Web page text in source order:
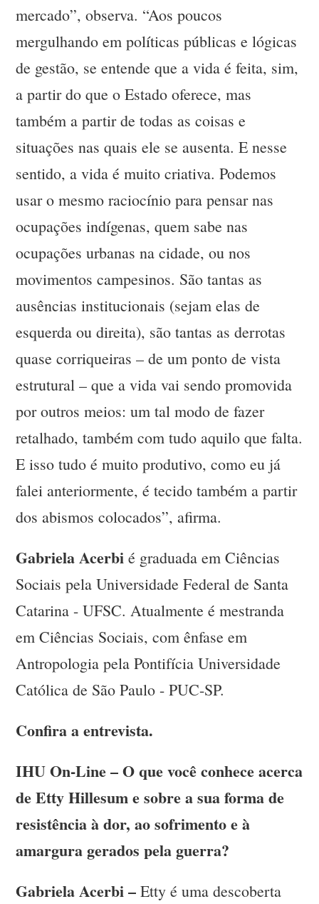
mercado”, observa. “Aos poucos
mergulhando em políticas públicas e lógicas
de gestão, se entende que a vida é feita, sim,
a partir do que o Estado oferece, mas
também a partir de todas as coisas e
situações nas quais ele se ausenta. E nesse
sentido, a vida é muito criativa. Podemos
usar o mesmo raciocínio para pensar nas
ocupações indígenas, quem sabe nas
ocupações urbanas na cidade, ou nos
movimentos campesinos. São tantas as
ausências institucionais (sejam elas de
esquerda ou direita), são tantas as derrotas
quase corriqueiras – de um ponto de vista
estrutural – que a vida vai sendo promovida
por outros meios: um tal modo de fazer
retalhado, também com tudo aquilo que falta.
E isso tudo é muito produtivo, como eu já
falei anteriormente, é tecido também a partir
dos abismos colocados”, afirma.
Gabriela Acerbi é graduada em Ciências
Sociais pela Universidade Federal de Santa
Catarina - UFSC. Atualmente é mestranda
em Ciências Sociais, com ênfase em
Antropologia pela Pontifícia Universidade
Católica de São Paulo - PUC-SP.
Confira a entrevista.
IHU On-Line – O que você conhece acerca
de Etty Hillesum e sobre a sua forma de
resistência à dor, ao sofrimento e à
amargura gerados pela guerra?
Gabriela Acerbi – Etty é uma descoberta